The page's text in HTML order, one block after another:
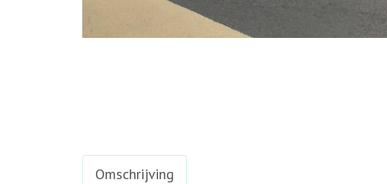
Omschrijving